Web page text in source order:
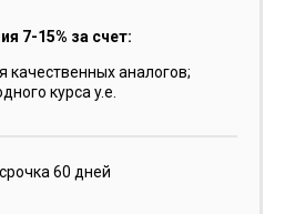
7-15% за счет:
качественных аналогов;
курса y.e.